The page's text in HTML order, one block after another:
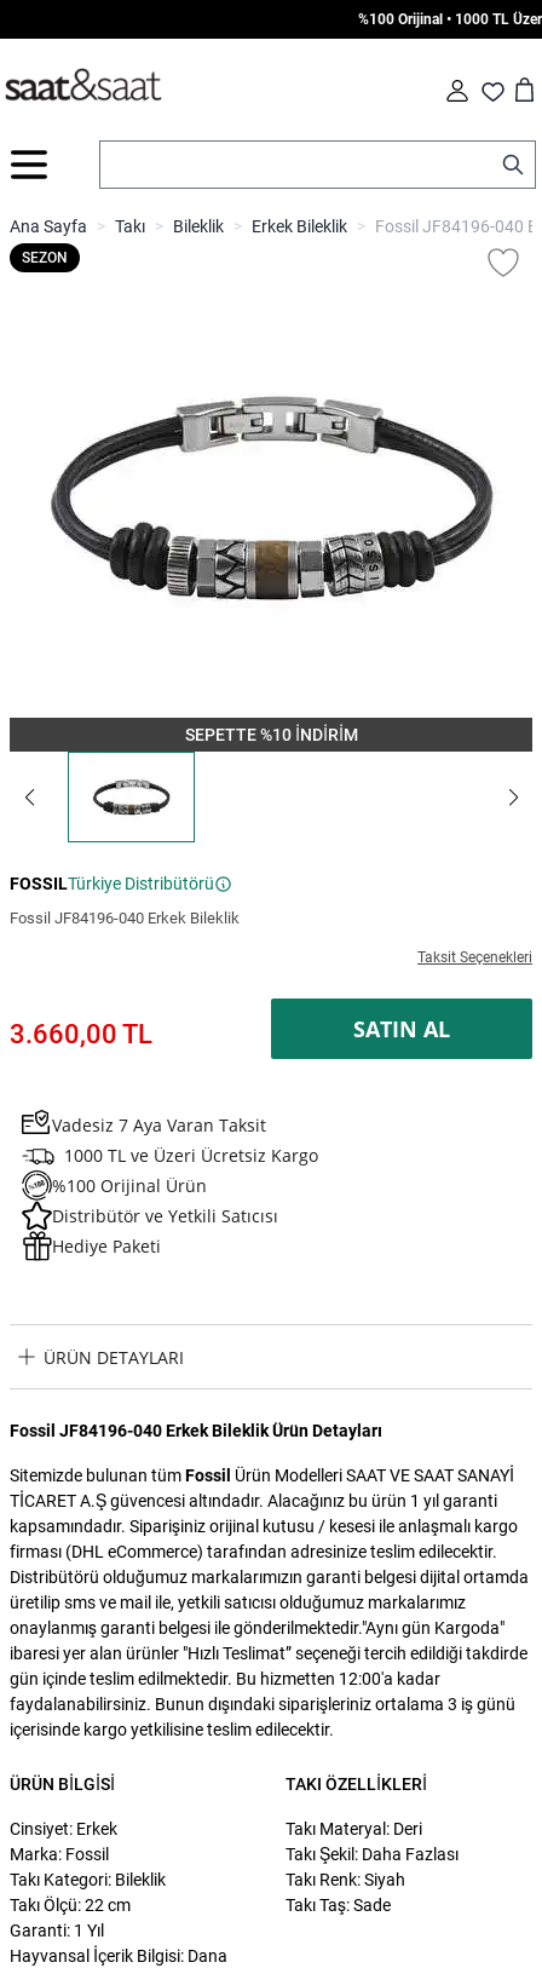
%100 Orijinal • 1000 TL Üzeri
Fav Cart
İçeriğe geç
Ana Sayfa > Takı > Bileklik > Erkek Bileklik > Fossil JF84196-040
SEPETTE %10 İNDİRİM
SEZON
FOSSILTürkiye Distribütörü
Fossil JF84196-040 Erkek Bileklik
Taksit Seçenekleri
3.660,00 TL SATIN AL
Vadesiz 7 Aya Varan Taksit
1000 TL ve Üzeri Ücretsiz Kargo
%100 Orijinal Ürün
Distribütör ve Yetkili Satıcısı
Hediye Paketi
ÜRÜN DETAYLARI
Fossil JF84196-040 Erkek Bileklik Ürün Detayları
Sitemizde bulunan tümFossil Ürün Modelleri SAAT VE SAAT SANAYİ
TİCARET A.Ş güvencesi altındadır. Alacağınız bu ürün 1 yıl garanti
kapsamındadır. Siparişiniz orijinal kutusu / kesesi ile anlaşmalı kargo
firması (DHL eCommerce) tarafından adresinize teslim edilecektir.
Distribütörü olduğumuz markalarımızın garanti belgesi dijital ortamda
üretilip sms ve mail ile, yetkili satıcısı olduğumuz markalarımız
onaylanmış garanti belgesi ile gönderilmektedir."Aynı gün Kargoda"
ibaresi yer alan ürünler "Hızlı Teslimat” seçeneği tercih edildiği takdirde
gün içinde teslim edilmektedir. Bu hizmetten 12:00'a kadar
faydalanabilirsiniz. Bunun dışındaki siparişleriniz ortalama 3 iş günü
içerisinde kargo yetkilisine teslim edilecektir.
ÜRÜN BILGISI
Cinsiyet: Erkek
Marka: Fossil
Takı Kategori: Bileklik
Takı Ölçü: 22 cm
Garanti: 1 Yıl
Hayvansal İçerik Bilgisi: Dana
TAKI ÖZELLIKLERI
Takı Materyal: Deri
Takı Şekil: Daha Fazlası
Takı Renk: Siyah
Takı Taş: Sade